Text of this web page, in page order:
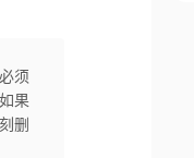
须
果
删